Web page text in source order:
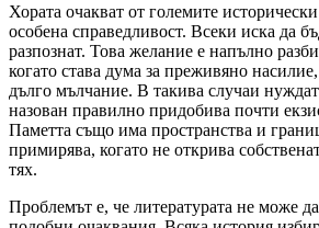
Хората очакват от големите
особена справедливост. Всеки иска да
разпознат. Това желание е напълно
когато става дума за преживяно
дълго мълчание. В такива случаи
назован правилно придобива почти
Паметта също има пространства и
примирява, когато не открива
тях.
Проблемът е, че литературата не може